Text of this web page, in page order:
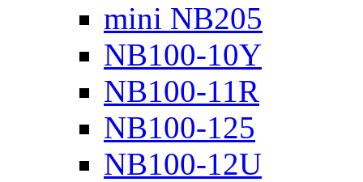
mini NB205
NB100-10Y
NB100-11R
NB100-125
NB100-12U